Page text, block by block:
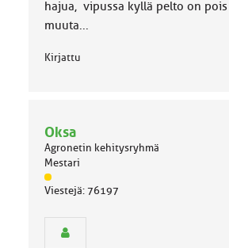
hajua, vipussa kyllä pelto on
muuta...
Kirjattu
Oksa
Agronetin kehitysryhmä
Mestari
J
ä
Viestejä: 76197